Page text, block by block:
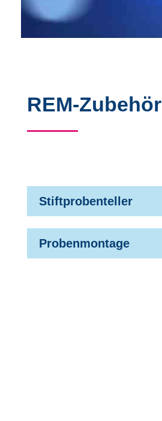
REM-Zubehör
Stiftprobenteller
Probenmontage